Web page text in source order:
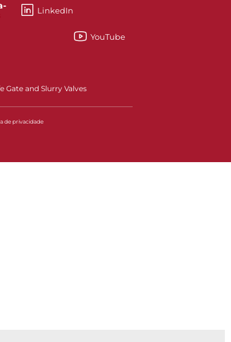
LinkedIn
YouTube
Gate and Slurry Valves
de privacidade